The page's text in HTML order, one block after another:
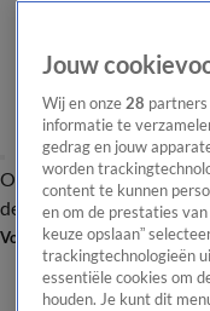
OverzichtAfleveringen
de redactieNieuwsbrief
Volg Shownieuws
Jouw
Wij en onze 28
informatie te
gedrag en jouw
worden
content te kunnen
en om de prestaties
keuze opslaan”
trackingtechnologieën
essentiële cookies om
houden. Je kunt dit